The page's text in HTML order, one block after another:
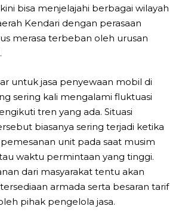
bisa menjelajahi berbagai wilayah
Kendari dengan perasaan
merasa terbeban oleh urusan
untuk jasa penyewaan mobil di
sering kali mengalami fluktuasi
tren yang ada. Situasi
biasanya sering terjadi ketika
unit pada saat musim
waktu permintaan yang tinggi.
dari masyarakat tentu akan
armada serta besaran tarif
pihak pengelola jasa.